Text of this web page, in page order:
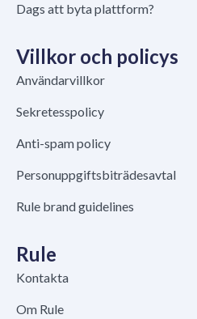
Dags att byta plattform?
Villkor och policys
Användarvillkor
Sekretesspolicy
Anti-spam policy
Personuppgiftsbiträdesavtal
Rule brand guidelines
Rule
Kontakta
Om Rule